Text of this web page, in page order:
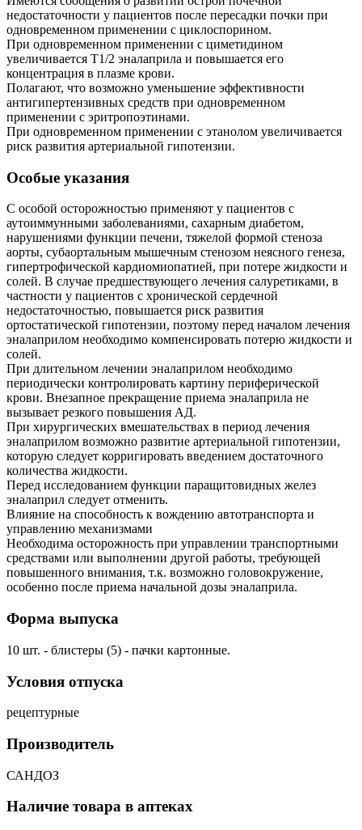
недостаточности у пациентов после пересадки почки при
одновременном применении с циклоспорином.
При одновременном применении с циметидином
увеличивается T1/2 эналаприла и повышается его
концентрация в плазме крови.
Полагают, что возможно уменьшение эффективности
антигипертензивных средств при одновременном
применении с эритропоэтинами.
При одновременном применении с этанолом увеличивается
риск развития артериальной гипотензии.
Особые указания
С особой осторожностью применяют у пациентов с
аутоиммунными заболеваниями, сахарным диабетом,
нарушениями функции печени, тяжелой формой стеноза
аорты, субаортальным мышечным стенозом неясного генеза,
гипертрофической кардиомиопатией, при потере жидкости и
солей. В случае предшествующего лечения салуретиками, в
частности у пациентов с хронической сердечной
недостаточностью, повышается риск развития
ортостатической гипотензии, поэтому перед началом лечения
эналаприлом необходимо компенсировать потерю жидкости и
солей.
При длительном лечении эналаприлом необходимо
периодически контролировать картину периферической
крови. Внезапное прекращение приема эналаприла не
вызывает резкого повышения АД.
При хирургических вмешательствах в период лечения
эналаприлом возможно развитие артериальной гипотензии,
которую следует корригировать введением достаточного
количества жидкости.
Перед исследованием функции паращитовидных желез
эналаприл следует отменить.
Влияние на способность к вождению автотранспорта и
управлению механизмами
Необходима осторожность при управлении транспортными
средствами или выполнении другой работы, требующей
повышенного внимания, т.к. возможно головокружение,
особенно после приема начальной дозы эналаприла.
Форма выпуска
10 шт. - блистеры (5) - пачки картонные.
Условия отпуска
рецептурные
Производитель
САНДОЗ
Наличие товара в аптеках